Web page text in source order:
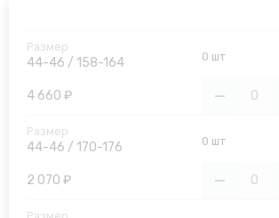
44-46 / 158-164 0 шт
4 660 ₽
44-46 / 170-176 0 шт
2 070 ₽